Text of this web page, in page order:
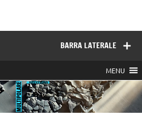
BARRA LATERALE
MENU